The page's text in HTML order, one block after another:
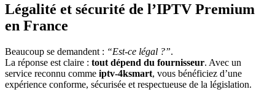
Légalité et sécurité de l’IPTV Premium
en France
Beaucoup se demandent : “Est-ce légal ?”.
La réponse est claire : tout dépend du fournisseur. Avec un
service reconnu comme iptv-4ksmart, vous bénéficiez d’une
expérience conforme, sécurisée et respectueuse de la législation.